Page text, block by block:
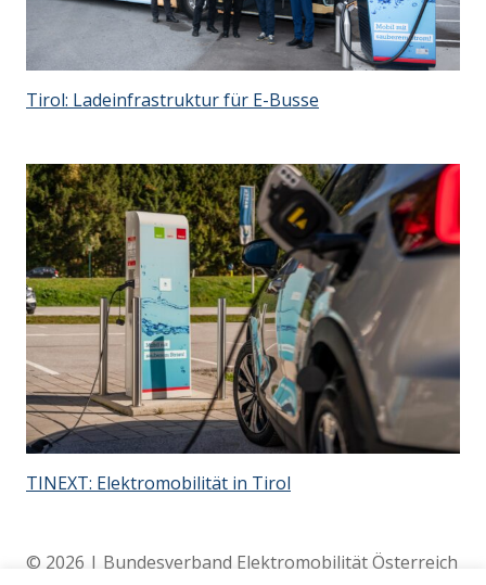
Tirol: Ladeinfrastruktur für E-Busse
TINEXT: Elektromobilität in Tirol
© 2026 | Bundesverband Elektromobilität Österreich